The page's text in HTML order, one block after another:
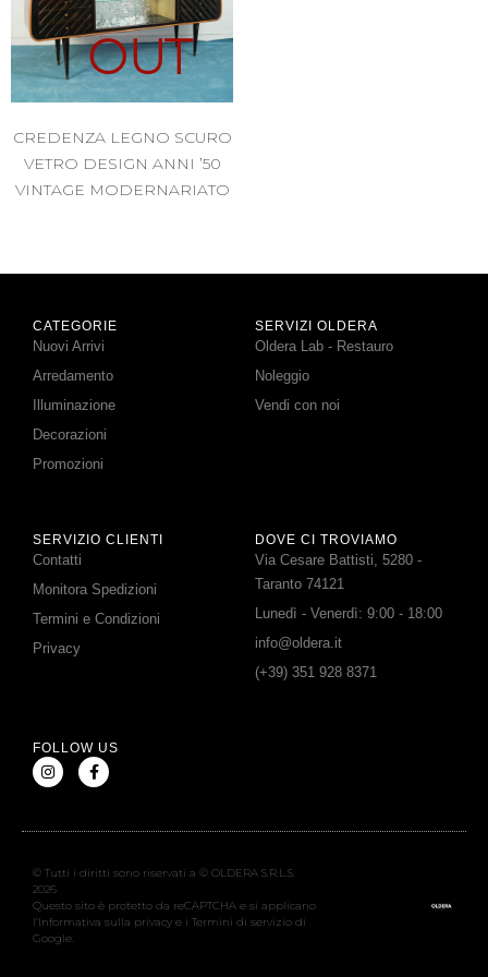
OUT
CREDENZA LEGNO SCURO
VETRO DESIGN ANNI ’50
VINTAGE MODERNARIATO
CATEGORIE
Nuovi Arrivi
Arredamento
Illuminazione
Decorazioni
Promozioni
SERVIZI OLDERA
Oldera Lab - Restauro
Noleggio
Vendi con noi
SERVIZIO CLIENTI
Contatti
Monitora Spedizioni
Termini e Condizioni
Privacy
DOVE CI TROVIAMO
Via Cesare Battisti, 5280 -
Taranto 74121
Lunedì - Venerdì: 9:00 - 18:00
info@oldera.it
(+39) 351 928 8371
FOLLOW US
© Tutti i diritti sono riservati a © OLDERA S.R.L.S.
2026
Questo sito è protetto da reCAPTCHA e si applicano
l’Informativa sulla privacy e i Termini di servizio di
Google.